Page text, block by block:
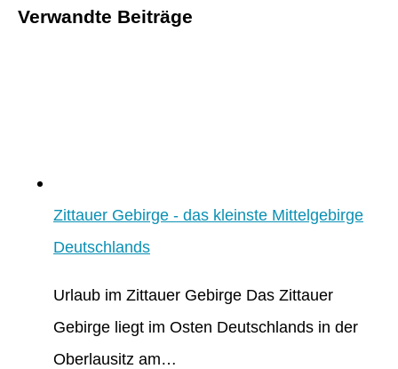
Verwandte Beiträge
Zittauer Gebirge - das kleinste Mittelgebirge
Deutschlands
Urlaub im Zittauer Gebirge Das Zittauer
Gebirge liegt im Osten Deutschlands in der
Oberlausitz am…